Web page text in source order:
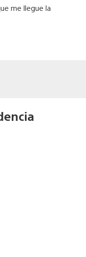
me llegue la